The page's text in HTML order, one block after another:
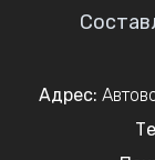
Адрес: